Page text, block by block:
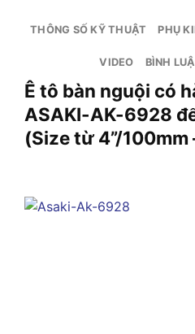
THÔNG SỐ KỸ THUẬT PHỤ
VIDEO BÌNH
Ê tô bàn nguội có
ASAKI-AK-6928
(Size từ 4”/100mm